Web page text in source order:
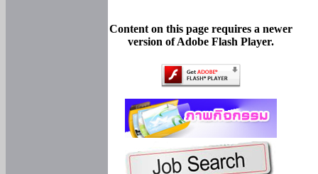
Content on this page requires a newer
version of Adobe Flash Player.